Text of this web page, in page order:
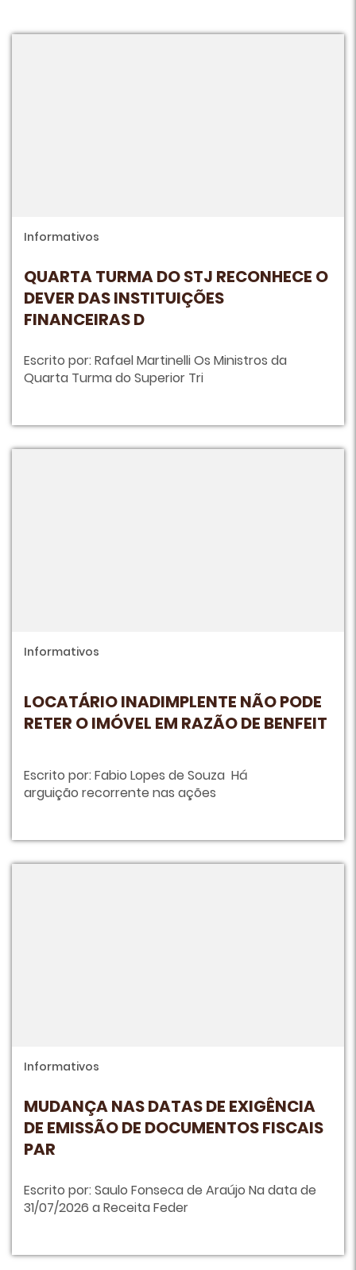
Informativos
QUARTA TURMA DO STJ RECONHECE O
DEVER DAS INSTITUIÇÕES
FINANCEIRAS D
Escrito por: Rafael Martinelli Os Ministros da
Quarta Turma do Superior Tri
Informativos
LOCATÁRIO INADIMPLENTE NÃO PODE
RETER O IMÓVEL EM RAZÃO DE BENFEIT
Escrito por: Fabio Lopes de Souza Há
arguição recorrente nas ações
Informativos
MUDANÇA NAS DATAS DE EXIGÊNCIA
DE EMISSÃO DE DOCUMENTOS FISCAIS
PAR
Escrito por: Saulo Fonseca de Araújo Na data de
31/07/2026 a Receita Feder